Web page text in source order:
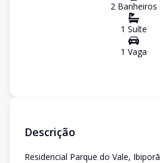
2 Banheiros
1 Suíte
1 Vaga
Descrição
Residencial Parque do Vale, Ibiporã